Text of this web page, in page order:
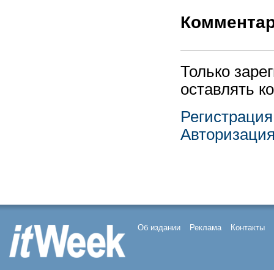
Только
оставлять
Регистрация
Об издании Реклама Контакты